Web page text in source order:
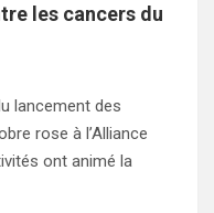
les cancers du
lancement des
rose à l’Alliance
ont animé la